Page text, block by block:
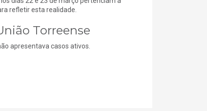
refletir esta realidade.
Torreense
apresentava casos ativos.